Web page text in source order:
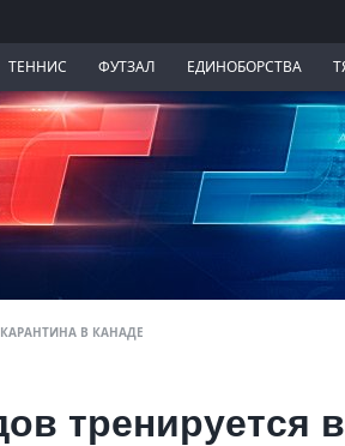
ТЕННИС ФУТЗАЛ ЕДИНОБОРСТВА
В КАНАДЕ
тренируется